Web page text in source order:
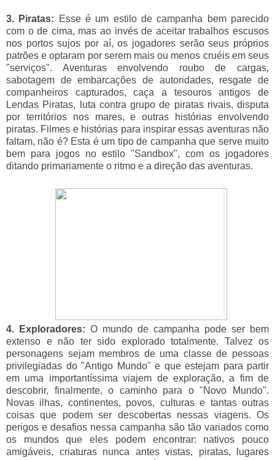
3. Piratas: Esse é um estilo de campanha bem parecido
com o de cima, mas ao invés de aceitar trabalhos escusos
nos portos sujos por aí, os jogadores serão seus próprios
patrões e optaram por serem mais ou menos cruéis em seus
"serviços". Aventuras envolvendo roubo de cargas,
sabotagem de embarcações de autoridades, resgate de
companheiros capturados, caça a tesouros antigos de
Lendas Piratas, luta contra grupo de piratas rivais, disputa
por territórios nos mares, e outras histórias envolvendo
piratas. Filmes e histórias para inspirar essas aventuras não
faltam, não é? Esta é um tipo de campanha que serve muito
bem para jogos no estilo "Sandbox", com os jogadores
ditando primariamente o ritmo e a direção das aventuras.
4. Exploradores: O mundo de campanha pode ser bem
extenso e não ter sido explorado totalmente. Talvez os
personagens sejam membros de uma classe de pessoas
privilegiadas do "Antigo Mundo" e que estejam para partir
em uma importantíssima viajem de exploração, a fim de
descobrir, finalmente, o caminho para o "Novo Mundo".
Novas ilhas, continentes, povos, culturas e tantas outras
coisas que podem ser descobertas nessas viagens. Os
perigos e desafios nessa campanha são tão variados como
os mundos que eles podem encontrar: nativos pouco
amigáveis, criaturas nunca antes vistas, piratas, lugares